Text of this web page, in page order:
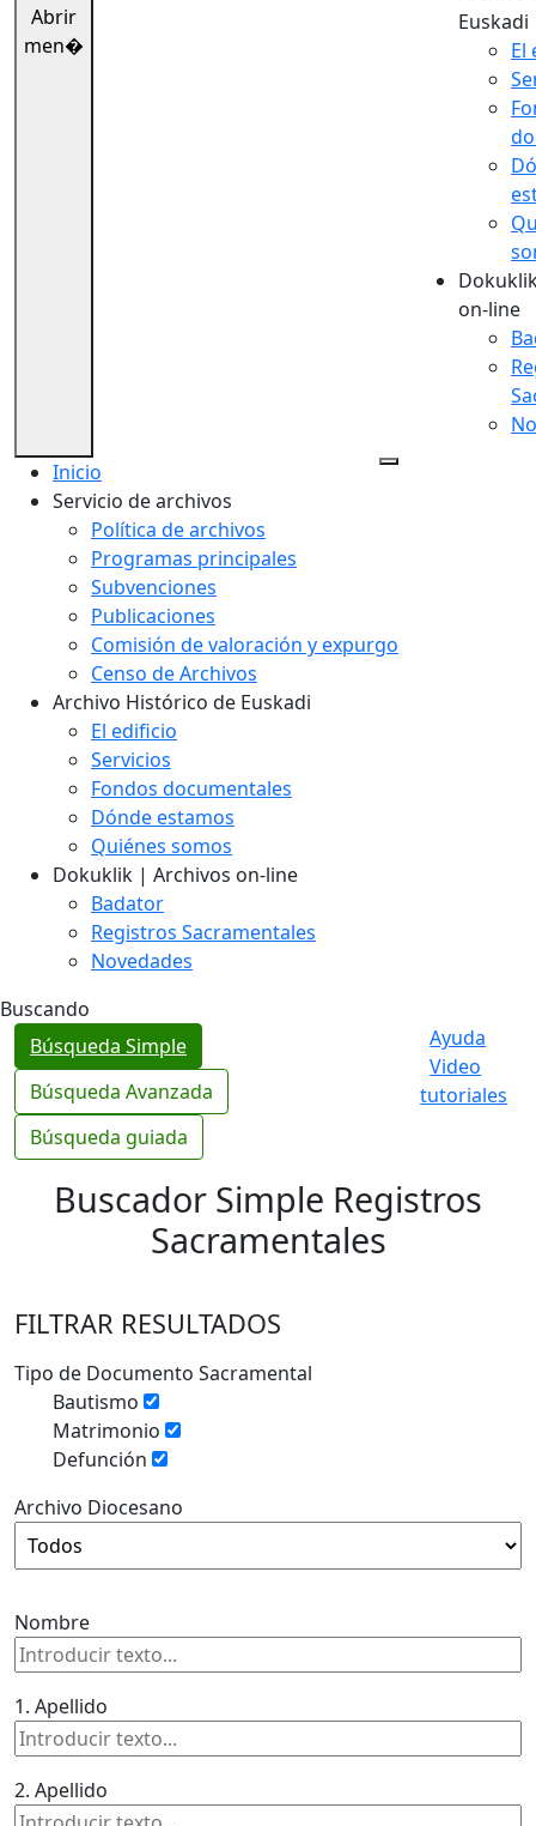
Abrir
men�
Euskadi
El
on-line
Inicio
Servicio de archivos
Política de archivos
Programas principales
Subvenciones
Publicaciones
Comisión de valoración y expurgo
Censo de Archivos
Archivo Histórico de Euskadi
El edificio
Servicios
Fondos documentales
Dónde estamos
Quiénes somos
Dokuklik | Archivos on-line
Badator
Registros Sacramentales
Novedades
Buscando
Búsqueda Simple
Búsqueda Avanzada
Búsqueda guiada
Ayuda
Video
tutoriales
Buscador Simple Registros
Sacramentales
FILTRAR RESULTADOS
Tipo de Documento Sacramental
Bautismo
Matrimonio
Defunción
Archivo Diocesano
Nombre
1. Apellido
2. Apellido